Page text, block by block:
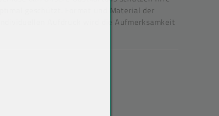
geschützt. Format und Material der
Aufdruck wird die Aufmerksamkeit